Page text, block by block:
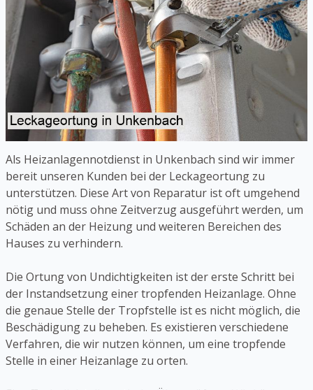
Als Heizanlagennotdienst in Unkenbach sind wir immer
bereit unseren Kunden bei der Leckageortung zu
unterstützen. Diese Art von Reparatur ist oft umgehend
nötig und muss ohne Zeitverzug ausgeführt werden, um
Schäden an der Heizung und weiteren Bereichen des
Hauses zu verhindern.
Die Ortung von Undichtigkeiten ist der erste Schritt bei
der Instandsetzung einer tropfenden Heizanlage. Ohne
die genaue Stelle der Tropfstelle ist es nicht möglich, die
Beschädigung zu beheben. Es existieren verschiedene
Verfahren, die wir nutzen können, um eine tropfende
Stelle in einer Heizanlage zu orten.